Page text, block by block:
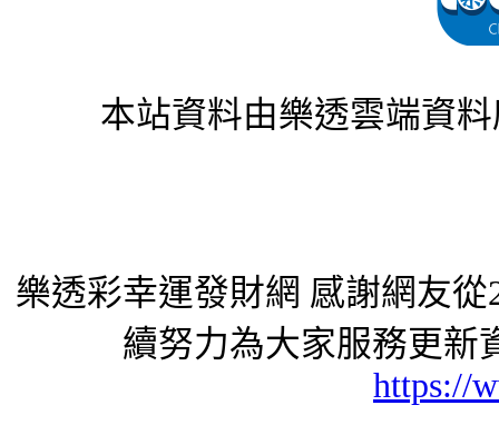
本站資料由樂透雲端資
樂透彩幸運發財網 感謝網友
續努力為大家服務更新
https://